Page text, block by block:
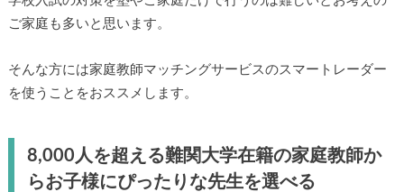
ご家庭も多いと思います。
そんな方には家庭教師マッチングサービスのスマートレーダー
を使うことをおススメします。
8,000人を超える難関大学在籍の家庭教師か
らお子様にぴったりな先生を選べる